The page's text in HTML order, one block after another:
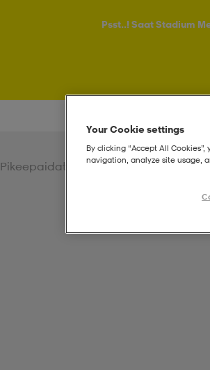
Psst..! Saat Stadium
Pikeepaidat ja paidat | Philip Poloshirt
Your Cookie settings
By clicking “Accept All
navigation, analyze site usage,